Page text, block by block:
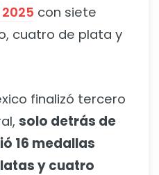
con siete
cuatro de plata y
finalizó tercero
solo detrás de
16 medallas
y cuatro